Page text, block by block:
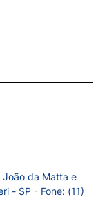
João da Matta e
- SP - Fone: (11)